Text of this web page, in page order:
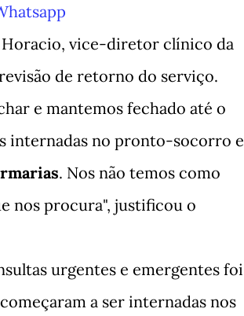
vice-diretor clínico da
de retorno do serviço.
e mantemos fechado até o
internadas no pronto-socorro e
. Nos não temos como
nos procura", justificou o
urgentes e emergentes foi
a ser internadas nos